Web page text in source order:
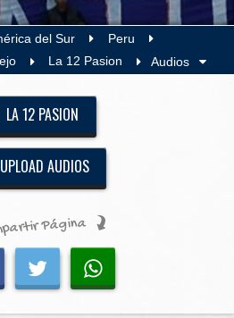
del Sur
Peru
La 12 Pasion Audios
LA 12 PASION
UPLOAD AUDIOS
Página